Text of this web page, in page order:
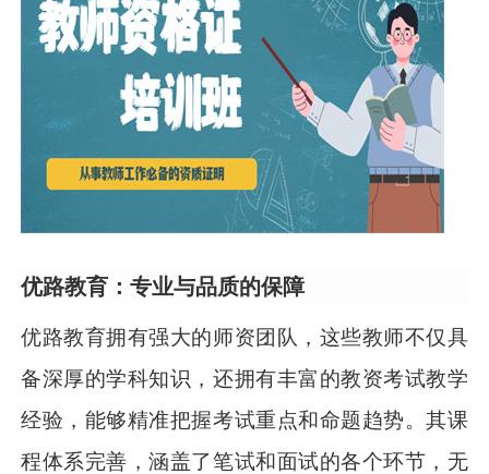
优路教育：专业与品质的保障
优路教育拥有强大的师资团队，这些教师不仅具
备深厚的学科知识，还拥有丰富的教资考试教学
经验，能够精准把握考试重点和命题趋势。其课
程体系完善，涵盖了笔试和面试的各个环节，无